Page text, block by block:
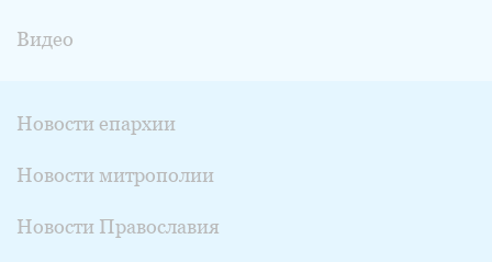
Видео
Новости епархии
Новости митрополии
Новости Православия